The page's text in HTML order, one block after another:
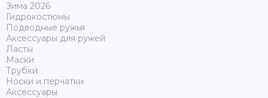
Зима 2026
Гидрокостюмы
Подводные ружья
Аксессуары для ружей
Ласты
Маски
Трубки
Носки и перчатки
Аксессуары